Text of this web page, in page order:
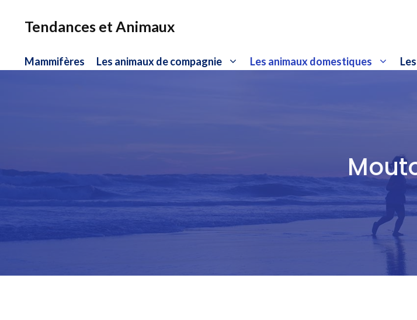
Tendances et Animaux
Mammifères Les animaux de compagnie Les animaux domestiques